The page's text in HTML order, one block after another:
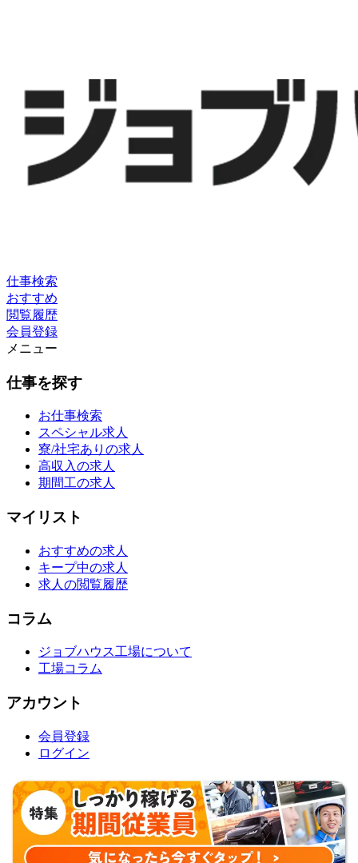
仕事検索
おすすめ
閲覧履歴
会員登録
メニュー
仕事を探す
お仕事検索
スペシャル求人
寮/社宅ありの求人
高収入の求人
期間工の求人
マイリスト
おすすめの求人
キープ中の求人
求人の閲覧履歴
コラム
ジョブハウス工場について
工場コラム
アカウント
会員登録
ログイン